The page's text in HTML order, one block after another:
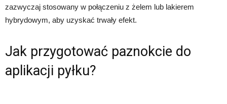
zazwyczaj stosowany w połączeniu z żelem lub lakierem
hybrydowym, aby uzyskać trwały efekt.
Jak przygotować paznokcie do
aplikacji pyłku?